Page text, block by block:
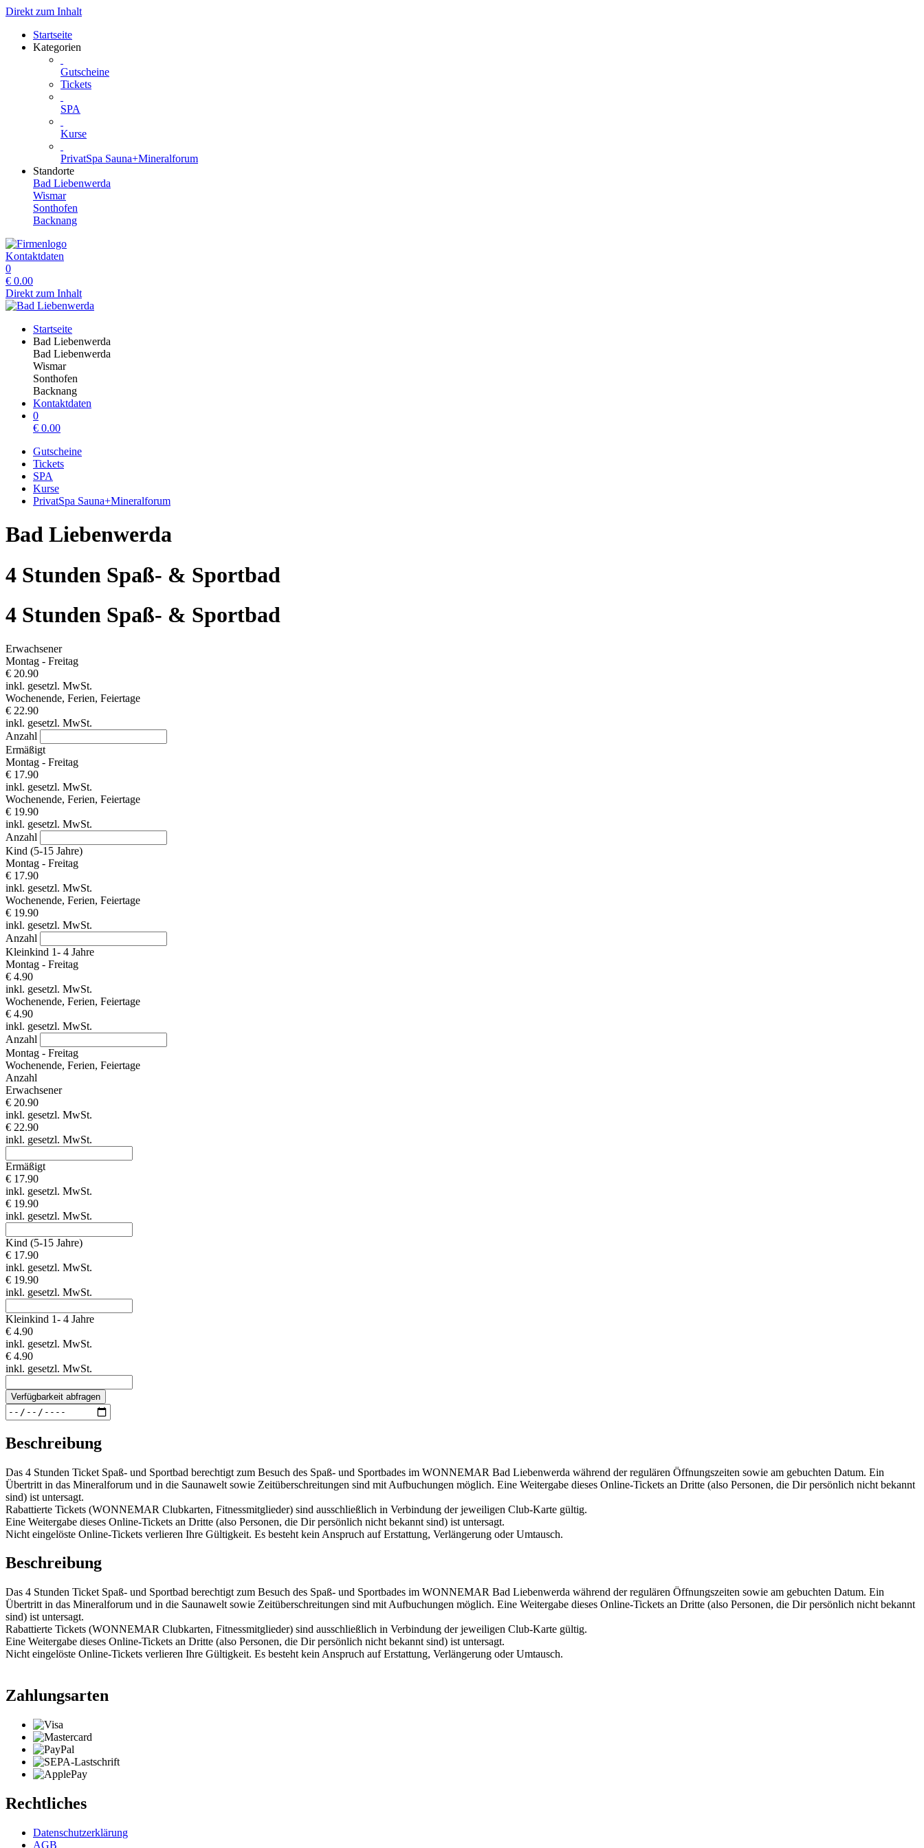
Direkt zum Inhalt
Startseite
Kategorien
Gutscheine
Tickets
SPA
Kurse
PrivatSpa Sauna+Mineralforum
Standorte
Bad Liebenwerda
Wismar
Sonthofen
Backnang
Kontaktdaten
0
€ 0.00
Direkt zum Inhalt
Startseite
Bad Liebenwerda
Bad Liebenwerda
Wismar
Sonthofen
Backnang
Kontaktdaten
0
€ 0.00
Gutscheine
Tickets
SPA
Kurse
PrivatSpa Sauna+Mineralforum
Bad Liebenwerda
4 Stunden Spaß- & Sportbad
4 Stunden Spaß- & Sportbad
Erwachsener
Montag - Freitag
€ 20.90
inkl. gesetzl. MwSt.
Wochenende, Ferien, Feiertage
€ 22.90
inkl. gesetzl. MwSt.
Anzahl
Ermäßigt
Montag - Freitag
€ 17.90
inkl. gesetzl. MwSt.
Wochenende, Ferien, Feiertage
€ 19.90
inkl. gesetzl. MwSt.
Anzahl
Kind (5-15 Jahre)
Montag - Freitag
€ 17.90
inkl. gesetzl. MwSt.
Wochenende, Ferien, Feiertage
€ 19.90
inkl. gesetzl. MwSt.
Anzahl
Kleinkind 1- 4 Jahre
Montag - Freitag
€ 4.90
inkl. gesetzl. MwSt.
Wochenende, Ferien, Feiertage
€ 4.90
inkl. gesetzl. MwSt.
Anzahl
Montag - Freitag
Wochenende, Ferien, Feiertage
Anzahl
Erwachsener
€ 20.90
inkl. gesetzl. MwSt.
€ 22.90
inkl. gesetzl. MwSt.
Ermäßigt
€ 17.90
inkl. gesetzl. MwSt.
€ 19.90
inkl. gesetzl. MwSt.
Kind (5-15 Jahre)
€ 17.90
inkl. gesetzl. MwSt.
€ 19.90
inkl. gesetzl. MwSt.
Kleinkind 1- 4 Jahre
€ 4.90
inkl. gesetzl. MwSt.
€ 4.90
inkl. gesetzl. MwSt.
Verfügbarkeit abfragen
Beschreibung
Das 4 Stunden Ticket Spaß- und Sportbad berechtigt zum Besuch des Spaß- und Sportbades im WONNEMAR Bad Liebenwerda während der regulären Öffnungszeiten sowie am gebuchten Datum. Ein
Übertritt in das Mineralforum und in die Saunawelt sowie Zeitüberschreitungen sind mit Aufbuchungen möglich. Eine Weitergabe dieses Online-Tickets an Dritte (also Personen, die Dir persönlich nicht bekannt
sind) ist untersagt.
Rabattierte Tickets (WONNEMAR Clubkarten, Fitnessmitglieder) sind ausschließlich in Verbindung der jeweiligen Club-Karte gültig.
Eine Weitergabe dieses Online-Tickets an Dritte (also Personen, die Dir persönlich nicht bekannt sind) ist untersagt.
Nicht eingelöste Online-Tickets verlieren Ihre Gültigkeit. Es besteht kein Anspruch auf Erstattung, Verlängerung oder Umtausch.
Beschreibung
Das 4 Stunden Ticket Spaß- und Sportbad berechtigt zum Besuch des Spaß- und Sportbades im WONNEMAR Bad Liebenwerda während der regulären Öffnungszeiten sowie am gebuchten Datum. Ein
Übertritt in das Mineralforum und in die Saunawelt sowie Zeitüberschreitungen sind mit Aufbuchungen möglich. Eine Weitergabe dieses Online-Tickets an Dritte (also Personen, die Dir persönlich nicht bekannt
sind) ist untersagt.
Rabattierte Tickets (WONNEMAR Clubkarten, Fitnessmitglieder) sind ausschließlich in Verbindung der jeweiligen Club-Karte gültig.
Eine Weitergabe dieses Online-Tickets an Dritte (also Personen, die Dir persönlich nicht bekannt sind) ist untersagt.
Nicht eingelöste Online-Tickets verlieren Ihre Gültigkeit. Es besteht kein Anspruch auf Erstattung, Verlängerung oder Umtausch.
Zahlungsarten
Rechtliches
Datenschutzerklärung
AGB